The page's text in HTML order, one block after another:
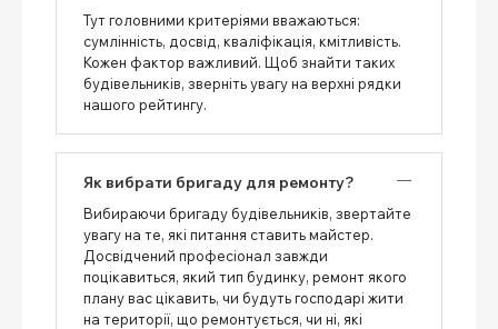
Тут головними критеріями вважаються:
сумлінність, досвід, кваліфікація, кмітливість.
Кожен фактор важливий. Щоб знайти таких
будівельників, зверніть увагу на верхні рядки
нашого рейтингу.
Як вибрати бригаду для ремонту?
Вибираючи бригаду будівельників, звертайте
увагу на те, які питання ставить майстер.
Досвідчений професіонал завжди
поцікавиться, який тип будинку, ремонт якого
плану вас цікавить, чи будуть господарі жити
на території, що ремонтується, чи ні, які